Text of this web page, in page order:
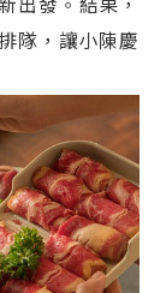
隊，讓小陳慶